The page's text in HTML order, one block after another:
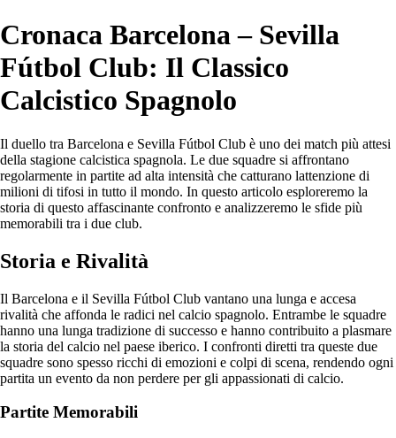
Cronaca Barcelona – Sevilla
Fútbol Club: Il Classico
Calcistico Spagnolo
Il duello tra Barcelona e Sevilla Fútbol Club è uno dei match più attesi
della stagione calcistica spagnola. Le due squadre si affrontano
regolarmente in partite ad alta intensità che catturano lattenzione di
milioni di tifosi in tutto il mondo. In questo articolo esploreremo la
storia di questo affascinante confronto e analizzeremo le sfide più
memorabili tra i due club.
Storia e Rivalità
Il Barcelona e il Sevilla Fútbol Club vantano una lunga e accesa
rivalità che affonda le radici nel calcio spagnolo. Entrambe le squadre
hanno una lunga tradizione di successo e hanno contribuito a plasmare
la storia del calcio nel paese iberico. I confronti diretti tra queste due
squadre sono spesso ricchi di emozioni e colpi di scena, rendendo ogni
partita un evento da non perdere per gli appassionati di calcio.
Partite Memorabili